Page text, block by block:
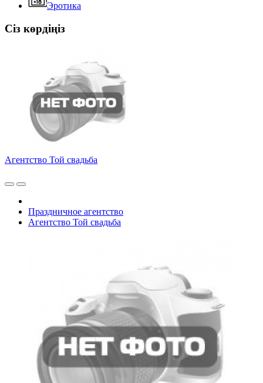
Эротика
Сіз көрдіңіз
Агентство Той свадьба
Праздничное агентство
Агентство Той свадьба